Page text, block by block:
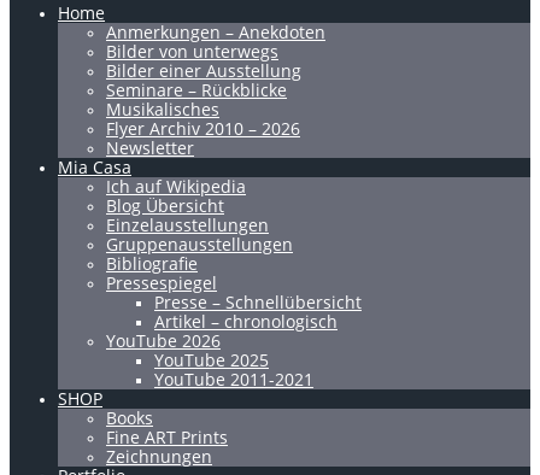
Home
Anmerkungen – Anekdoten
Bilder von unterwegs
Bilder einer Ausstellung
Seminare – Rückblicke
Musikalisches
Flyer Archiv 2010 – 2026
Newsletter
Mia Casa
Ich auf Wikipedia
Blog Übersicht
Einzelausstellungen
Gruppenausstellungen
Bibliografie
Pressespiegel
Presse – Schnellübersicht
Artikel – chronologisch
YouTube 2026
YouTube 2025
YouTube 2011-2021
SHOP
Books
Fine ART Prints
Zeichnungen